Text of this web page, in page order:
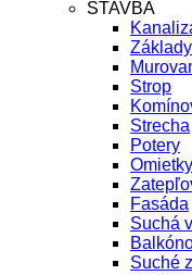
STAVBA
Základy
Strop
Strecha
Potery
Omietky
Fasáda
Suchá
Suché